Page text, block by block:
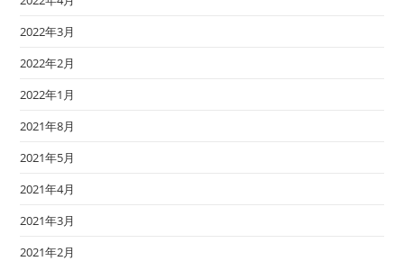
2022年3月
2022年2月
2022年1月
2021年8月
2021年5月
2021年4月
2021年3月
2021年2月